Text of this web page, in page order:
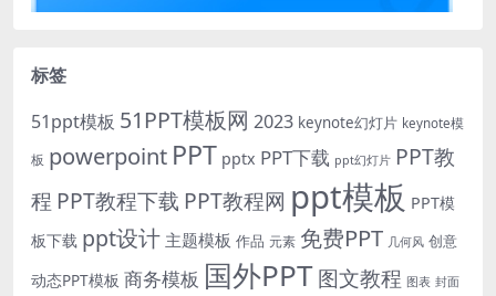
标签
51ppt模板 51PPT模板网 2023 keynote幻灯片 keynote模
板 powerpoint PPT pptx PPT下载 ppt幻灯片 PPT教
程 PPT教程下载 PPT教程网 ppt模板 PPT模
板下载 ppt设计 主题模板 作品 元素 免费PPT 几何风 创意
动态PPT模板 商务模板 国外PPT图文教程 图表 封面